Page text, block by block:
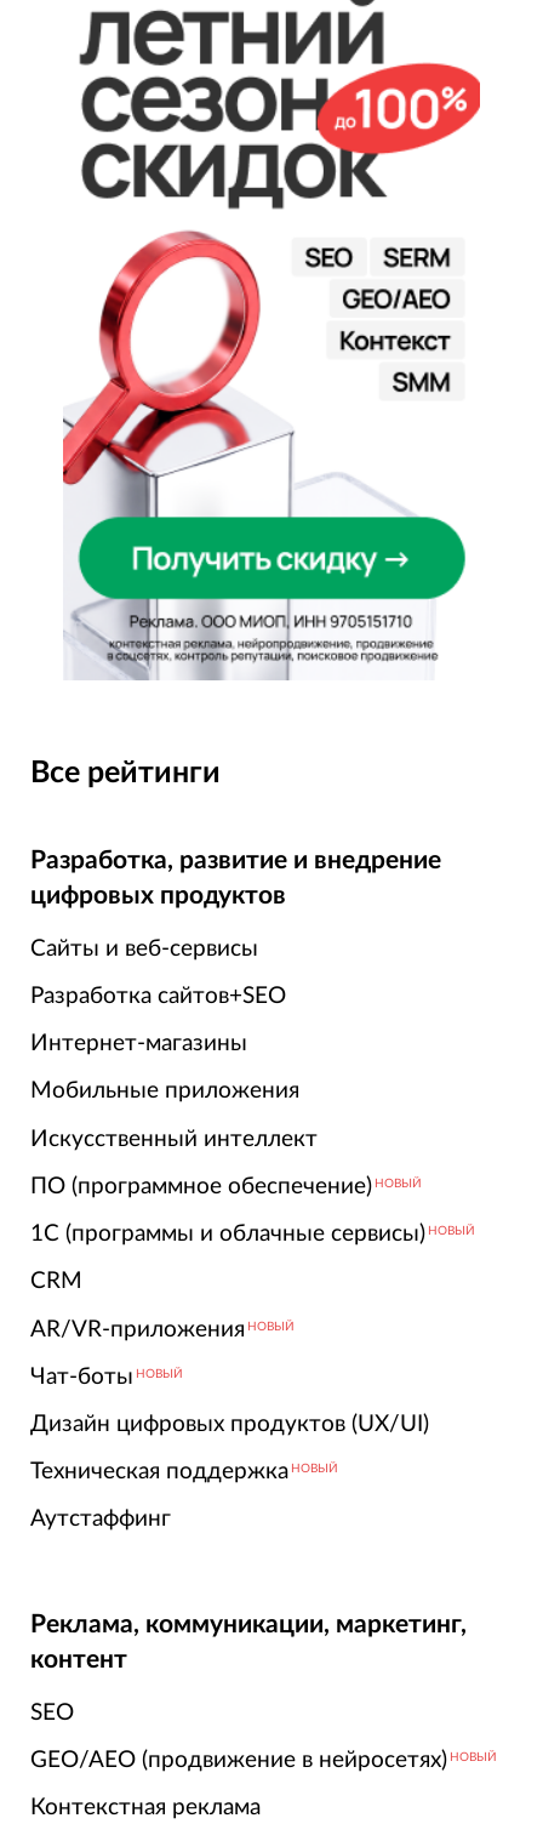
Все рейтинги
Разработка, развитие и внедрение
цифровых продуктов
Сайты и веб-сервисы
Разработка сайтов+SEO
Интернет-магазины
Мобильные приложения
Искусственный интеллект
ПО (программное обеспечение) НОВЫЙ
1С (программы и облачные сервисы) НОВЫЙ
CRM
AR/VR-приложения НОВЫЙ
Чат-боты НОВЫЙ
Дизайн цифровых продуктов (UX/UI)
Техническая поддержка НОВЫЙ
Аутстаффинг
Реклама, коммуникации, маркетинг,
контент
SEO
GEO/AEO (продвижение в нейросетях) НОВЫЙ
Контекстная реклама